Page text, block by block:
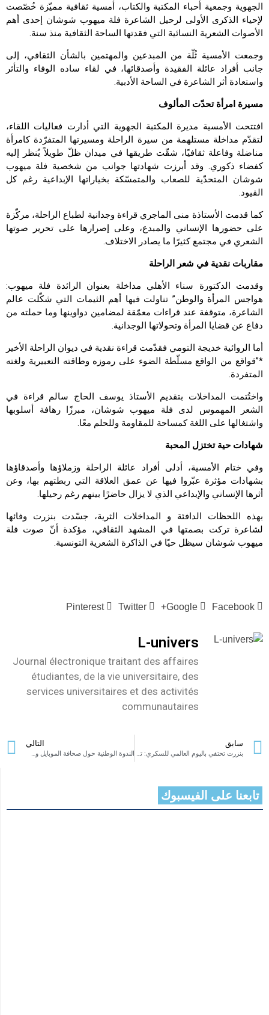
الجهوية وجمعية أحباء المكتبة والكتاب، أمسية ثقافية مميّزة خُصّصت
لإحياء الذكرى الأولى لرحيل الشاعرة فلة ميهوب شوشان إحدى أهم
الأصوات الشعرية النسائية التي فقدتها الساحة الثقافية منذ سنة.
وجمعت الأمسية ثُلّة من المبدعين والمهتمين بالشأن الثقافي، إلى
جانب أفراد عائلة الفقيدة وأصدقائها، في لقاء ساده الوفاء والتأثر
واستعادة أثر الشاعرة في الساحة الأدبية.
مسيرة امرأة تحدّت المألوف
افتتحت الأمسية مديرة المكتبة الجهوية التي أدارت فعاليات اللقاء،
لتقدّم مداخلة مستلهمة من سيرة الراحلة ومسيرتها المتفرّدة كامرأة
مناضلة وفاعلة ثقافيًا، شقّت طريقها في ميدان ظلّ طويلاً يُنظر إليه
كفضاء ذكوري. وقد أبرزت شهادتها جوانب من شخصية فلة ميهوب
شوشان المتحدّية للصعاب والمتمسّكة بخياراتها الإبداعية رغم كل
القيود.
كما قدمت الأستاذة منى الماجري قراءة وجدانية لطباع الراحلة، مركّزة
على حضورها الإنساني والمبدع، وعلى إصرارها على تحرير صوتها
الشعري في مجتمع كثيرًا ما يصادر الاختلاف.
مقاربات نقدية في شعر الراحلة
وقدمت الدكتورة سناء الأهلي مداخلة بعنوان الرائدة فلة ميهوب:
هواجس المرأة والوطن” تناولت فيها أهم الثيمات التي شكّلت عالم
الشاعرة، متوقفة عند قراءات معمّقة لمضامين دواوينها وما حملته من
دفاع عن قضايا المرأة وتحولاتها الوجدانية.
أما الروائية خديجة التومي فقدّمت قراءة نقدية في ديوان الراحلة الأخير
*”قواقع من الواقع مسلّطة الضوء على رموزه وطاقته التعبيرية ولغته
المتفردة.
واختُتمت المداخلات بتقديم الأستاذ يوسف الحاج سالم قراءة في
الشعر المهموس لدى فلة ميهوب شوشان، مبرزًا رهافة أسلوبها
واشتغالها على اللغة كمساحة للمقاومة وللحلم معًا.
شهادات حية تختزل المحبة
وفي ختام الأمسية، أدلى أفراد عائلة الراحلة وزملاؤها وأصدقاؤها
بشهادات مؤثرة عبّروا فيها عن عمق العلاقة التي ربطتهم بها، وعن
أثرها الإنساني والإبداعي الذي لا يزال حاضرًا بينهم رغم رحيلها.
بهذه اللحظات الدافئة و المداخلات الثرية، جسّدت بنزرت وفائها
لشاعرة تركت بصمتها في المشهد الثقافي، مؤكدة أنّ صوت فلة
ميهوب شوشان سيظل حيًا في الذاكرة الشعرية التونسية.
Facebook
Google+
Twitter
Pinterest
L-univers
Journal électronique traitant des affaires
étudiantes, de la vie universitaire, des
services universitaires et des activités
communautaires
سابق
بنزرت تحتفي باليوم العالمي للسكري: تظاهرة توعوية تحت شعار “الوقاية بالرياضة والوعي الصحي… صحتك أولوية”
التالي
الندوة الوطنية حول صحافة الموبايل وصناعة المحتوى بالذكاء الاصطناعي.
تابعنا على الفيسبوك